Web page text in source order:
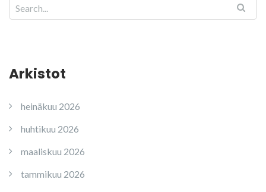
Arkistot
heinäkuu 2026
huhtikuu 2026
maaliskuu 2026
tammikuu 2026